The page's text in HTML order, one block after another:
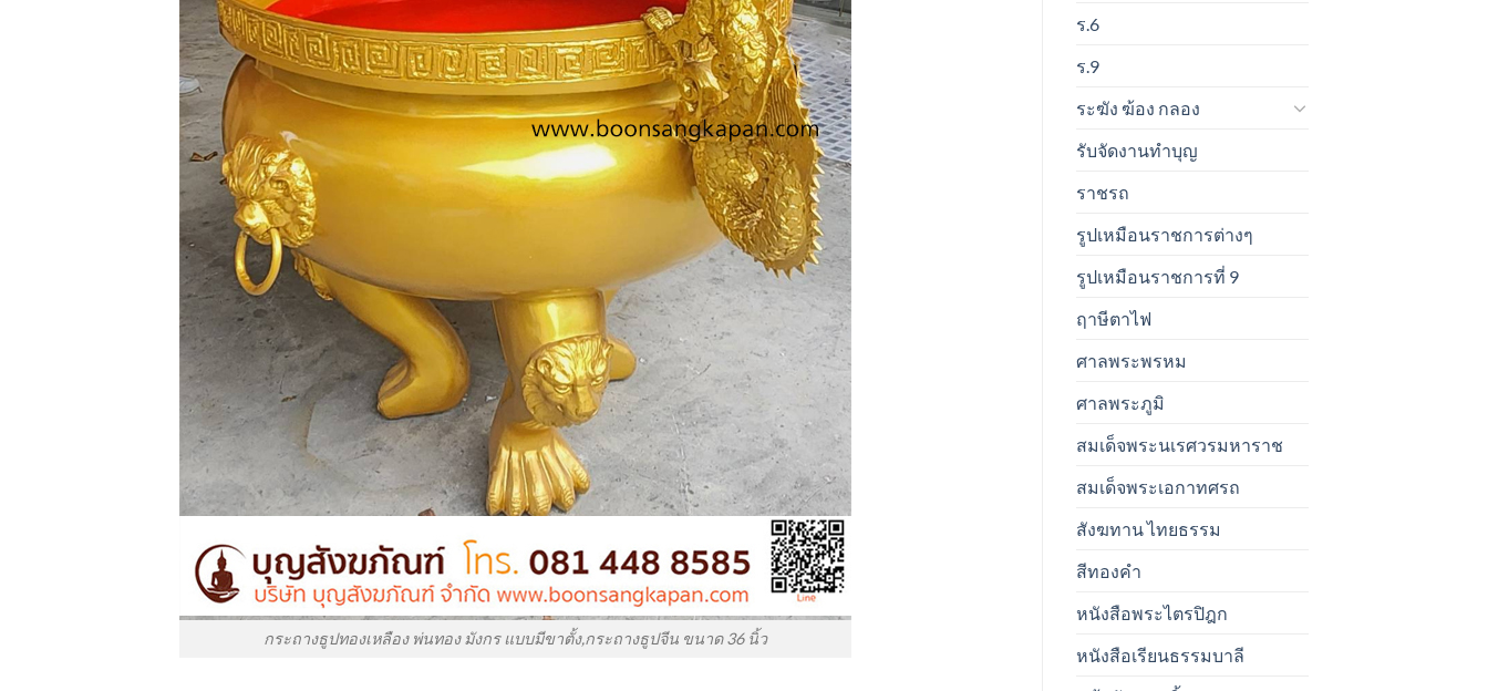
ร.6
ร.9
ระฆัง ฆ้อง กลอง
รับจัดงานทำบุญ
ราชรถ
รูปเหมือนราชการต่างๆ
รูปเหมือนราชการที่ 9
ฤาษีตาไฟ
ศาลพระพรหม
ศาลพระภูมิ
สมเด็จพระนเรศวรมหาราช
สมเด็จพระเอกาทศรถ
สังฆทาน ไทยธรรม
สีทองคำ
หนังสือพระไตรปิฎก
หนังสือเรียนธรรมบาลี
กระถางธูปทองเหลือง พ่นทอง มังกร แบบมีขาตั้ง,กระถางธูปจีน ขนาด 36 นิ้ว